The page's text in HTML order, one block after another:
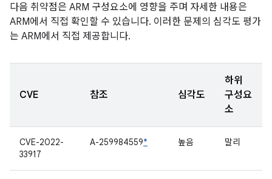
다음 취약점은 ARM 구성요소에 영향을 주며 자세한 내용은
ARM에서 직접 확인할 수 있습니다. 이러한 문제의 심각도 평가
는 ARM에서 직접 제공합니다.
CVE 참조 심각도
하위
구성요
소
CVE-2022-
33917
A-259984559* 높음 말리